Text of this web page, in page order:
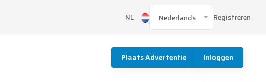
NL Nederlands Registreren
Plaats Advertentie Inloggen